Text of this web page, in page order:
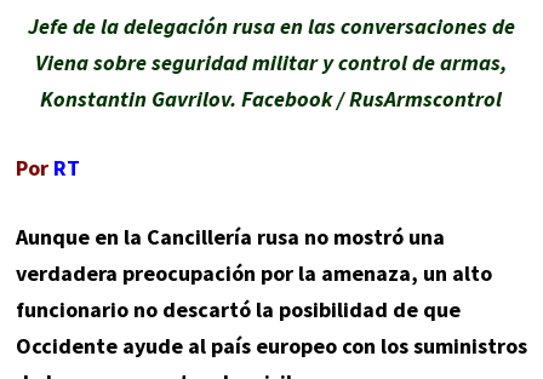
Jefe de la delegación rusa en las conversaciones de
Viena sobre seguridad militar y control de armas,
Konstantin Gavrilov. Facebook / RusArmscontrol
Por RT
Aunque en la Cancillería rusa no mostró una
verdadera preocupación por la amenaza, un alto
funcionario no descartó la posibilidad de que
Occidente ayude al país europeo con los suministros